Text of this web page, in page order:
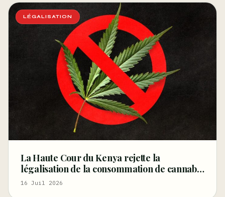
LÉGALISATION
La Haute Cour du Kenya rejette la
légalisation de la consommation de cannabis
16 Juil 2026